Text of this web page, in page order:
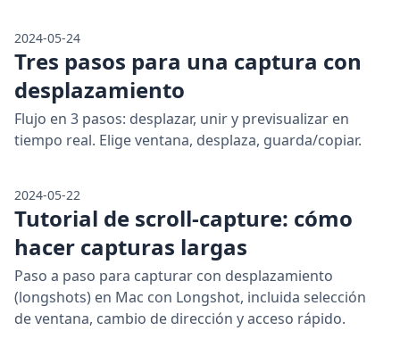
2024-05-24
Tres pasos para una captura con
desplazamiento
Flujo en 3 pasos: desplazar, unir y previsualizar en
tiempo real. Elige ventana, desplaza, guarda/copiar.
2024-05-22
Tutorial de scroll-capture: cómo
hacer capturas largas
Paso a paso para capturar con desplazamiento
(longshots) en Mac con Longshot, incluida selección
de ventana, cambio de dirección y acceso rápido.